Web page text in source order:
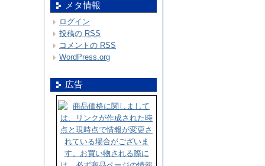
メタ情報
ログイン
投稿の RSS
コメントの RSS
WordPress.org
広告